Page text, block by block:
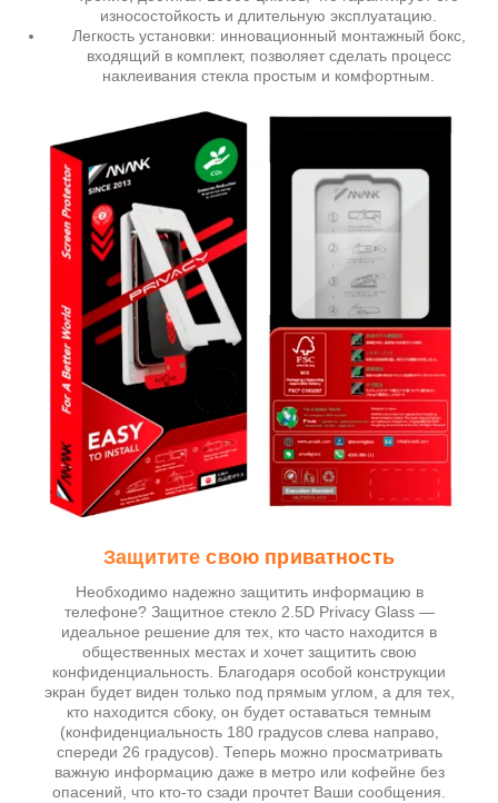
износостойкость и длительную эксплуатацию.
Легкость установки: инновационный монтажный бокс,
входящий в комплект, позволяет сделать процесс
наклеивания стекла простым и комфортным.
Защитите свою приватность
Необходимо надежно защитить информацию в
телефоне? Защитное стекло 2.5D Privacy Glass —
идеальное решение для тех, кто часто находится в
общественных местах и ​​хочет защитить свою
конфиденциальность. Благодаря особой конструкции
экран будет виден только под прямым углом, а для тех,
кто находится сбоку, он будет оставаться темным
(конфиденциальность 180 градусов слева направо,
спереди 26 градусов). Теперь можно просматривать
важную информацию даже в метро или кофейне без
опасений, что кто-то сзади прочтет Ваши сообщения.